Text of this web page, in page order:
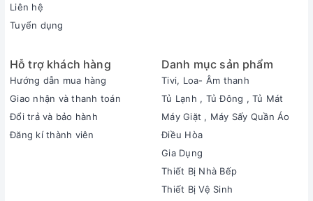
Liên hệ
Tuyển dụng
Hỗ trợ khách hàng
Hướng dẫn mua hàng
Giao nhận và thanh toán
Đổi trả và bảo hành
Đăng kí thành viên
Danh mục sản phẩm
Tivi, Loa- Âm thanh
Tủ Lạnh , Tủ Đông , Tủ Mát
Máy Giặt , Máy Sấy Quần Áo
Điều Hòa
Gia Dụng
Thiết Bị Nhà Bếp
Thiết Bị Vệ Sinh